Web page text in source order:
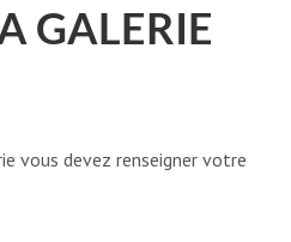
GALERIE
vous devez renseigner votre